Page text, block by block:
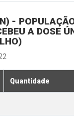
-
A DOSE
Quantidade